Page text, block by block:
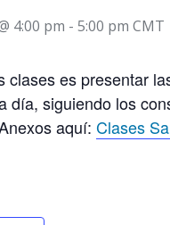
4:00 pm - 5:00 pm CMT
clases es presentar
día, siguiendo los
aquí: Clases